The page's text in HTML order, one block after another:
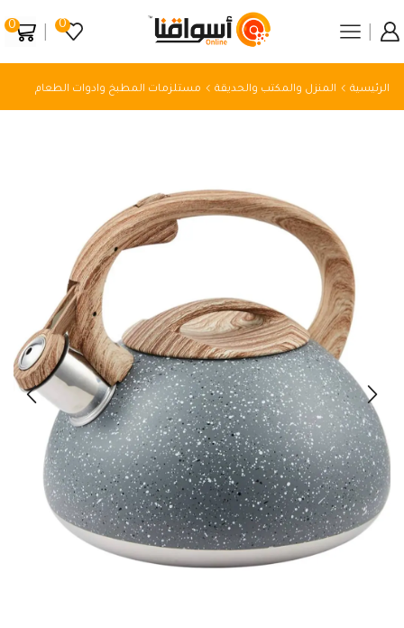
0
0
الرئيسية المنزل والمكتب والحديقة مستلزمات المطبخ وادوات الطعام